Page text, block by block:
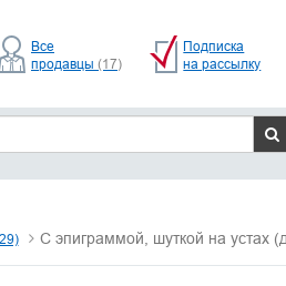
Все
продавцы (17)
Подписка
на рассылку
С эпиграммой, шуткой на устах